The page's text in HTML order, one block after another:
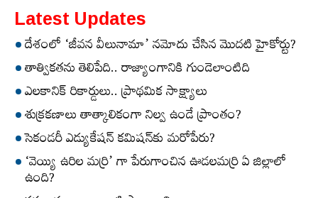
Latest Updates
దేశంలో ‘జీవన వీలునామా’ నమోదు చేసిన మొదటి హైకోర్టు?
తాత్వికతను తెలిపేది.. రాజ్యాంగానికి గుండెలాంటిది
ఎలకానిక్‌ రికార్డులు.. ప్రాథమిక సాక్ష్యాలు
శుక్రకణాలు తాత్కాలికంగా నిల్వ ఉండే ప్రాంతం?
సెకండరీ ఎడ్యుకేషన్‌ కమిషన్‌కు మరోపేరు?
‘వెయ్యి ఉరిల మర్రి’ గా పేరుగాంచిన ఊడలమర్రి ఏ జిల్లాలో
ఉంది?